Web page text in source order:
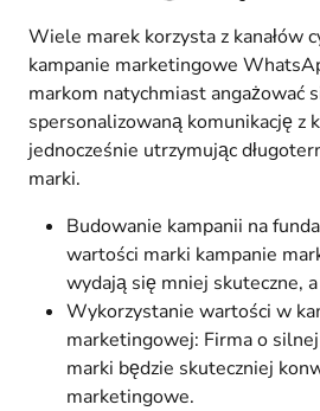
Wiele marek korzysta z kanałów
kampanie marketingowe
markom natychmiast angażować
spersonalizowaną komunikację z
jednocześnie utrzymując
marki.
Budowanie kampanii na
wartości marki kampanie
wydają się mniej skuteczne,
Wykorzystanie wartości w
marketingowej: Firma o
marki będzie skuteczniej
marketingowe.